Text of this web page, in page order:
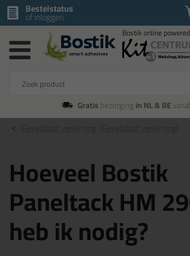
Bestelstatus
of inloggen
Gratisbezorging in NL & BEvanaf
Hoeveel Bostik
Paneltack HM
heb ik nodig?